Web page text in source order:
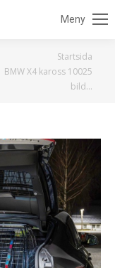
Meny
Startsida
BMW X4 kaross 10025
bild…